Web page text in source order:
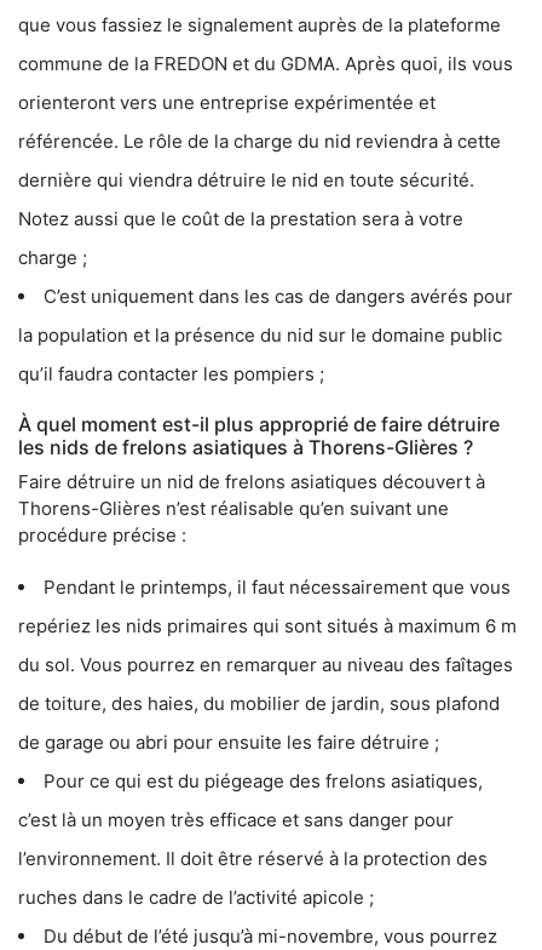
que vous fassiez le signalement auprès de la plateforme
commune de la FREDON et du GDMA. Après quoi, ils vous
orienteront vers une entreprise expérimentée et
référencée. Le rôle de la charge du nid reviendra à cette
dernière qui viendra détruire le nid en toute sécurité.
Notez aussi que le coût de la prestation sera à votre
charge ;
C’est uniquement dans les cas de dangers avérés pour
la population et la présence du nid sur le domaine public
qu’il faudra contacter les pompiers ;
À quel moment est-il plus approprié de faire détruire
les nids de frelons asiatiques à Thorens-Glières ?
Faire détruire un nid de frelons asiatiques découvert à
Thorens-Glières n’est réalisable qu’en suivant une
procédure précise :
Pendant le printemps, il faut nécessairement que vous
repériez les nids primaires qui sont situés à maximum 6 m
du sol. Vous pourrez en remarquer au niveau des faîtages
de toiture, des haies, du mobilier de jardin, sous plafond
de garage ou abri pour ensuite les faire détruire ;
Pour ce qui est du piégeage des frelons asiatiques,
c’est là un moyen très efficace et sans danger pour
l’environnement. Il doit être réservé à la protection des
ruches dans le cadre de l’activité apicole ;
Du début de l’été jusqu’à mi-novembre, vous pourrez